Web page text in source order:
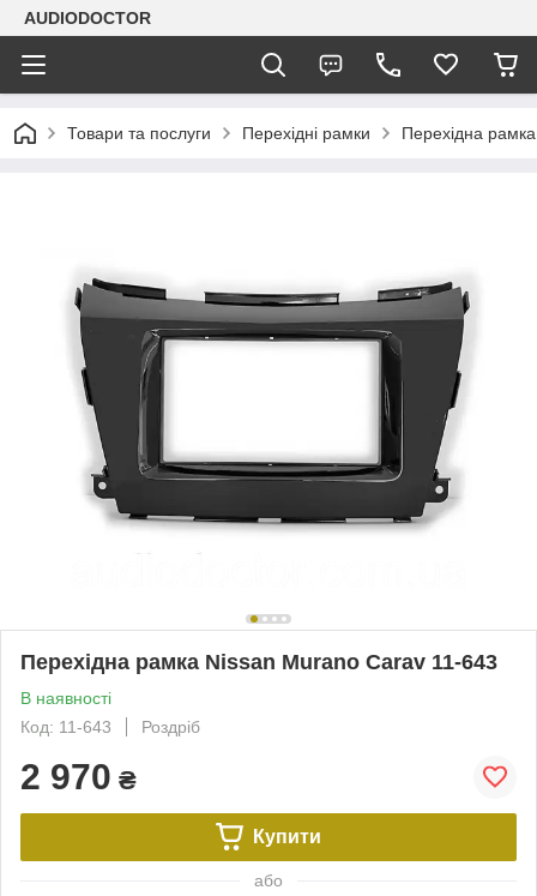
AUDIODOCTOR
Товари та послуги Перехідні рамки Перехідна
Перехідна рамка Nissan Murano Carav 11-643
В наявності
Код: 11-643
Роздріб
2 970 ₴
Купити
або